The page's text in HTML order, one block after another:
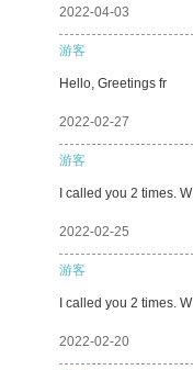
2022-04-03
游客
Hello, Greetings fr
2022-02-27
游客
I called you 2 times. W
2022-02-25
游客
I called you 2 times. W
2022-02-20